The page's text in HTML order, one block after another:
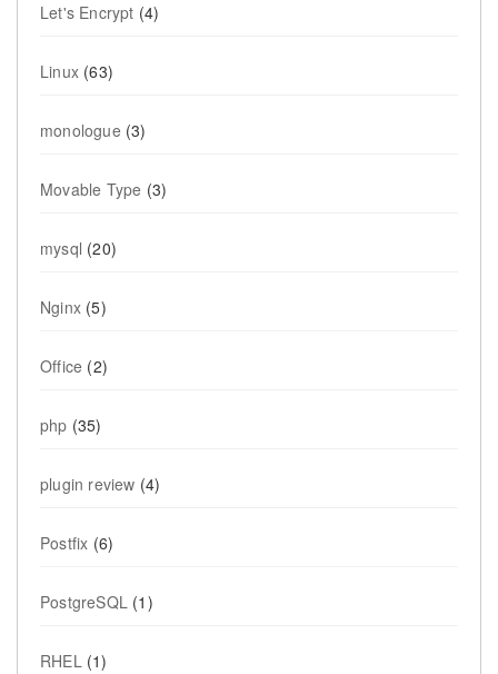
Let's Encrypt (4)
Linux (63)
monologue (3)
Movable Type (3)
mysql (20)
Nginx (5)
Office (2)
php (35)
plugin review (4)
Postfix (6)
PostgreSQL (1)
RHEL(1)